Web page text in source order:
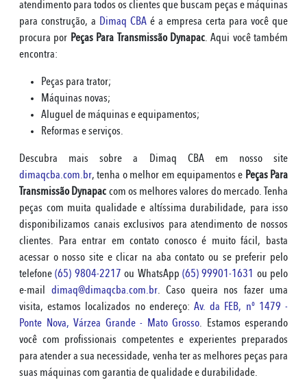
atendimento para todos os clientes que buscam peças e máquinas
para construção, a Dimaq CBA é a empresa certa para você que
procura por Peças Para Transmissão Dynapac. Aqui você também
encontra:
Peças para trator;
Máquinas novas;
Aluguel de máquinas e equipamentos;
Reformas e serviços.
Descubra mais sobre a Dimaq CBA em nosso site
dimaqcba.com.br, tenha o melhor em equipamentos e Peças Para
Transmissão Dynapac com os melhores valores do mercado. Tenha
peças com muita qualidade e altíssima durabilidade, para isso
disponibilizamos canais exclusivos para atendimento de nossos
clientes. Para entrar em contato conosco é muito fácil, basta
acessar o nosso site e clicar na aba contato ou se preferir pelo
telefone(65) 9804-2217 ou WhatsApp (65) 99901-1631 ou pelo
e-mail dimaq@dimaqcba.com.br. Caso queira nos fazer uma
visita, estamos localizados no endereço: Av. da FEB, nº 1479 -
Ponte Nova, Várzea Grande - Mato Grosso. Estamos esperando
você com profissionais competentes e experientes preparados
para atender a sua necessidade, venha ter as melhores peças para
suas máquinas com garantia de qualidade e durabilidade.